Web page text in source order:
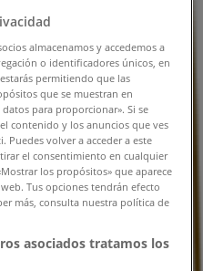
almacenamos y accedemos a
o identificadores únicos, en
permitiendo que las
que se muestran en
para proporcionar». Si se
contenido y los anuncios que ves
Puedes volver a acceder a este
el consentimiento en cualquier
los propósitos» que aparece
Tus opciones tendrán efecto
más, consulta nuestra política de
asociados tratamos los